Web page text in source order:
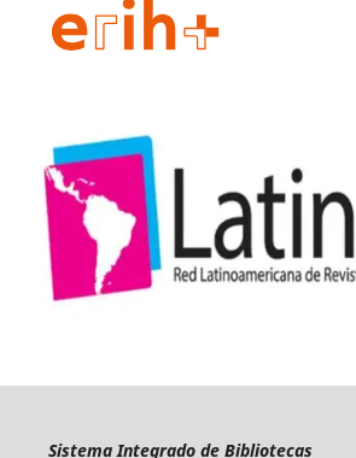
Sistema Integrado de Bibliotecas